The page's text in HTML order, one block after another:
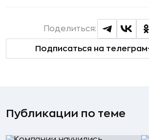
Подписаться на
Поделиться:
Публикации по теме